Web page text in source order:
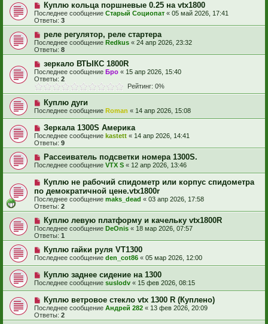
Куплю кольца поршневые 0.25 на vtx1800
Последнее сообщение Старый Социопат « 05 май 2026, 17:41
Ответы: 3
реле регулятор, реле стартера
Последнее сообщение Redkus « 24 апр 2026, 23:32
Ответы: 8
зеркало ВТЫКС 1800R
Последнее сообщение Бро « 15 апр 2026, 15:40
Ответы: 2
Рейтинг: 0%
Куплю дуги
Последнее сообщение Roman « 14 апр 2026, 15:08
Зеркала 1300S Америка
Последнее сообщение kastett « 14 апр 2026, 14:41
Ответы: 9
Рассеиватель подсветки номера 1300S.
Последнее сообщение VTX S « 12 апр 2026, 13:46
Куплю не рабочий спидометр или корпус спидометра
по демократичной цене.vtx1800r
Последнее сообщение maks_dead « 03 апр 2026, 17:58
Ответы: 2
Куплю левую платформу и качельку vtx1800R
Последнее сообщение DeOnis « 18 мар 2026, 07:57
Ответы: 1
Куплю гайки руля VT1300
Последнее сообщение den_cot86 « 05 мар 2026, 12:00
Куплю заднее сидение на 1300
Последнее сообщение suslodv « 15 фев 2026, 08:15
Куплю ветровое стекло vtx 1300 R (Куплено)
Последнее сообщение Андрей 282 « 13 фев 2026, 20:09
Ответы: 2